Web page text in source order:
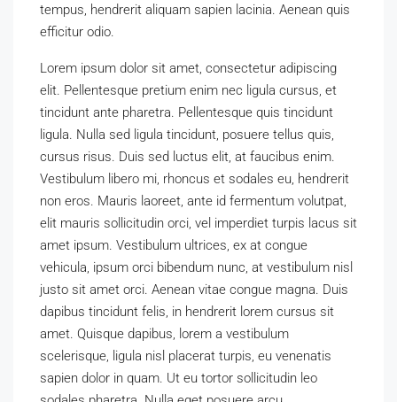
tempus, hendrerit aliquam sapien lacinia. Aenean quis
efficitur odio.
Lorem ipsum dolor sit amet, consectetur adipiscing
elit. Pellentesque pretium enim nec ligula cursus, et
tincidunt ante pharetra. Pellentesque quis tincidunt
ligula. Nulla sed ligula tincidunt, posuere tellus quis,
cursus risus. Duis sed luctus elit, at faucibus enim.
Vestibulum libero mi, rhoncus et sodales eu, hendrerit
non eros. Mauris laoreet, ante id fermentum volutpat,
elit mauris sollicitudin orci, vel imperdiet turpis lacus sit
amet ipsum. Vestibulum ultrices, ex at congue
vehicula, ipsum orci bibendum nunc, at vestibulum nisl
justo sit amet orci. Aenean vitae congue magna. Duis
dapibus tincidunt felis, in hendrerit lorem cursus sit
amet. Quisque dapibus, lorem a vestibulum
scelerisque, ligula nisl placerat turpis, eu venenatis
sapien dolor in quam. Ut eu tortor sollicitudin leo